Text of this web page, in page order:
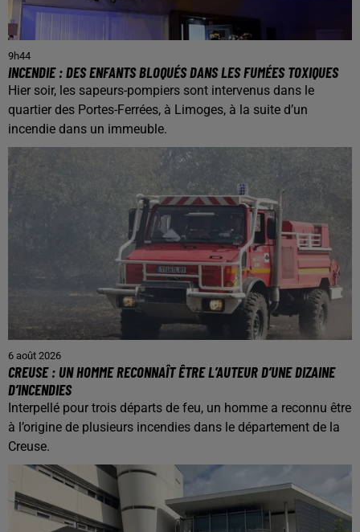
9h44
INCENDIE : DES ENFANTS BLOQUÉS DANS LES FUMÉES TOXIQUES
Hier soir, les sapeurs-pompiers sont intervenus dans le
quartier des Portes-Ferrées, à Limoges, à la suite d’un
incendie dans un immeuble.
6 août 2026
CREUSE : UN HOMME RECONNAÎT ÊTRE L’AUTEUR D’UNE DIZAINE
D’INCENDIES
Interpellé pour trois départs de feu, un homme a reconnu être
à l’origine de plusieurs incendies dans le département de la
Creuse.